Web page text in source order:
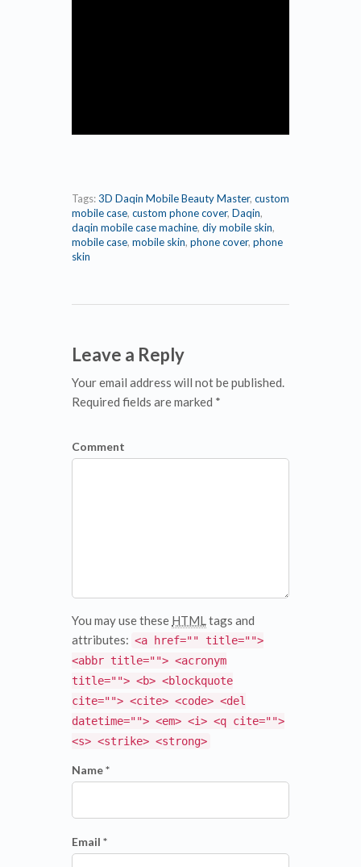
Tags:3D Daqin Mobile Beauty Master, custom
mobile case, custom phone cover, Daqin,
daqin mobile case machine, diy mobile skin,
mobile case, mobile skin, phone cover, phone
skin
Leave a Reply
Your email address will not be published.
Required fields are marked *
Comment
You may use these HTMLtags and
attributes: <a href="" title="">
<abbr title=""> <acronym
title=""> <b> <blockquote
cite=""> <cite> <code> <del
datetime=""> <em> <i> <q cite="">
<s> <strike> <strong>
Name *
Email *